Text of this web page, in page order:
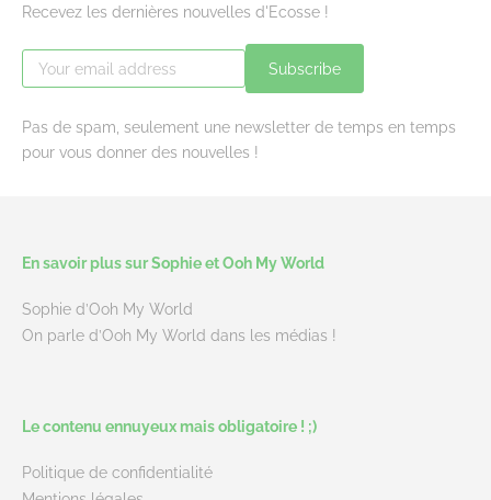
Recevez les dernières nouvelles d'Ecosse !
Subscribe
Pas de spam, seulement une newsletter de temps en temps
pour vous donner des nouvelles !
En savoir plus sur Sophie et Ooh My World
Sophie d’Ooh My World
On parle d’Ooh My World dans les médias !
Le contenu ennuyeux mais obligatoire ! ;)
Politique de confidentialité